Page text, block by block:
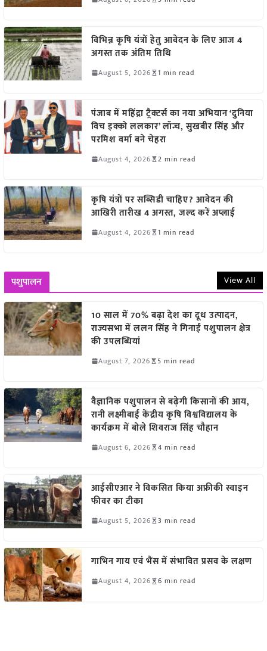
विभिन्न कृषि यंत्रों हेतु आवेदन के लिए आज 4
अगस्त तक अंतिम तिथि
August 5, 2026 1 min read
पंजाब में महिंद्रा ट्रैक्टर्स का नया अभियान ‘दुनिया
विच इक्को ललकार’ लॉन्च, सुखबीर सिंह और
परमिश वर्मा बने चेहरा
August 4, 2026 2 min read
कृषि यंत्रों पर सब्सिडी चाहिए? आवेदन की
आखिरी तारीख 4 अगस्त, जल्द करें अप्लाई
August 4, 2026 1 min read
पशुपालन View All
10 साल में 70% बढ़ा देश का दूध उत्पादन,
राज्यसभा में ललन सिंह ने गिनाईं पशुपालन क्षेत्र
की उपलब्धियां
August 7, 2026 5 min read
वैज्ञानिक पशुपालन से बढ़ेगी किसानों की आय,
रानी लक्ष्मीबाई केंद्रीय कृषि विश्वविद्यालय के
कार्यक्रम में बोले शिवराज सिंह चौहान
August 6, 2026 4 min read
आईसीएआर ने विकसित किया अफ्रीकी स्वाइन
फीवर का टीका
August 5, 2026 3 min read
गाभिन गाय एवं भैंस में संभावित प्रसव के लक्षण
August 4, 2026 6 min read